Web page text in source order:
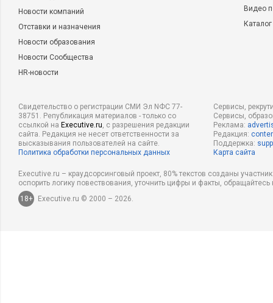
Новости компаний
Отставки и назначения
Новости образования
Новости Сообщества
HR-новости
Видео
Свидетельство о регистрации СМИ Эл NФС 77-
38751. Републикация материалов - только со
ссылкой на Executive.ru, с разрешения редакции
сайта. Редакция не несет ответственности за
высказывания пользователей на сайте.
Политика обработки персональных данных
Сервисы,
Сервисы,
Реклама:
Редакция:
Поддержка:
Карта сайта
Executive.ru – краудсорсинговый проект, 80% текстов созданы
оспорить логику повествования, уточнить цифры и факты,
18+
Executive.ru © 2000 – 2026.